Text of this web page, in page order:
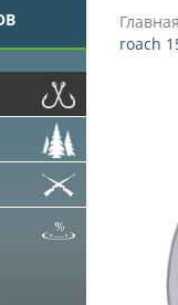
Главная
roach